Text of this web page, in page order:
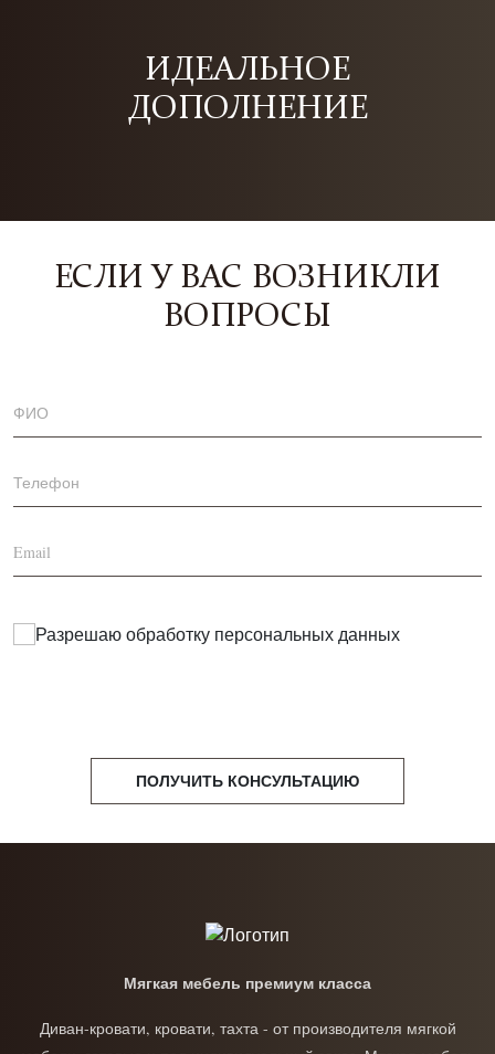
ИДЕАЛЬНОЕ
ДОПОЛНЕНИЕ
ЕСЛИ У ВАС ВОЗНИКЛИ
ВОПРОСЫ
Разрешаю обработку персональных данных
ПОЛУЧИТЬ КОНСУЛЬТАЦИЮ
Мягкая мебель премиум класса
Диван-кровати, кровати, тахта - от производителя мягкой